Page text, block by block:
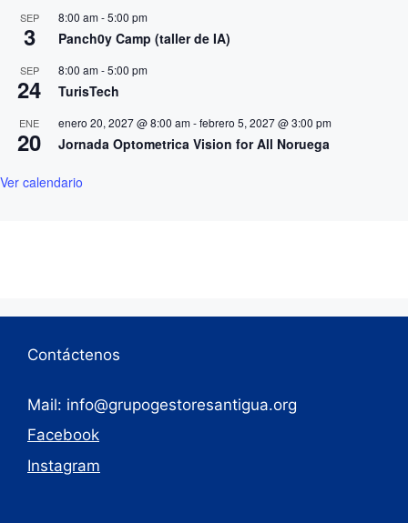
SEP
3
8:00 am-5:00 pm
Panch0y Camp (taller de IA)
SEP
24
8:00 am-5:00 pm
TurisTech
ENE
20
enero 20, 2027 @ 8:00 am-febrero 5, 2027 @ 3:00 pm
Jornada Optometrica Vision for All Noruega
Ver calendario
Contáctenos
Mail: info@grupogestoresantigua.org
Facebook
Instagram